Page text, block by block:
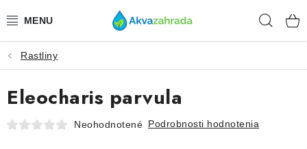
na
TECHNIKA
HNOJIVÁ
VODA
Rastliny
Eleocharis parvula
Neohodnotené Podrobnosti hodnotenia